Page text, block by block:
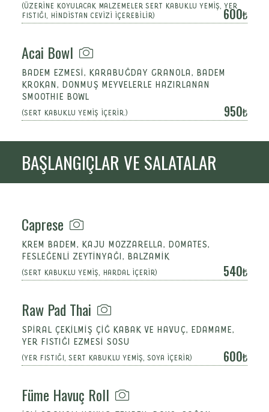
(ÜZERİNE KOYULACAK MALZEMELER SERT KABUKLU YEMİŞ, YER
FISTIĞI, HİNDİSTAN CEVİZİ İÇEREBİLİR)
600
Acai Bowl
BADEM EZMESİ, KARABUĞDAY GRANOLA, BADEM
KROKAN, DONMUŞ MEYVELERLE HAZIRLANAN
SMOOTHIE BOWL
(SERT KABUKLU YEMİŞ İÇERİR.) 950
BAŞLANGIÇLAR VE SALATALAR
Caprese
KREM BADEM, KAJU MOZZARELLA, DOMATES,
FESLEĞENLI ZEYTINYAĞI, BALZAMIK
(SERT KABUKLU YEMİŞ, HARDAL İÇERİR) 540
Raw Pad Thai
SPIRAL ÇEKILMIŞ ÇIĞ KABAK VE HAVUÇ, EDAMAME,
YER FISTIĞI EZMESI SOSU
(YER FISTIĞI, SERT KABUKLU YEMİŞ, SOYA İÇERİR) 600
Füme Havuç Roll